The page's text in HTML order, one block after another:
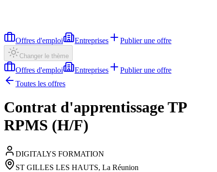
Offres d'emploi Entreprises Publier une offre
Changer le thème
Offres d'emploi Entreprises
Publier une offre
Toutes les offres
Contrat d'apprentissage TP
RPMS (H/F)
DIGITALYS FORMATION
ST GILLES LES HAUTS, La Réunion